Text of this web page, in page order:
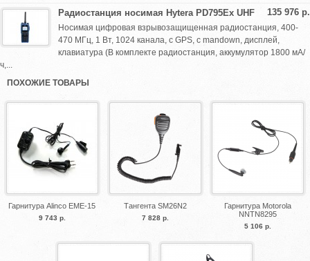
135 976 р.
Радиостанция носимая Hytera PD795Ex UHF
Носимая цифровая взрывозащищенная радиостанция, 400-
470 МГц, 1 Вт, 1024 канала, с GPS, с mandown, дисплей,
клавиатура (В комплекте радиостанция, аккумулятор 1800 мА/
ч,...
ПОХОЖИЕ ТОВАРЫ
Гарнитура Alinco EME-15
9 743 р.
Тангента SM26N2
7 828 р.
Гарнитура Motorola
NNTN8295
5 106 р.